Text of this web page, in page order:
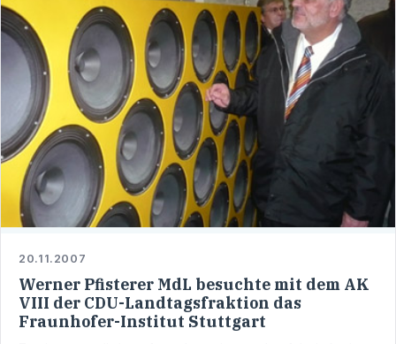
20.11.2007
Werner Pfisterer MdL besuchte mit dem AK
VIII der CDU-Landtagsfraktion das
Fraunhofer-Institut Stuttgart